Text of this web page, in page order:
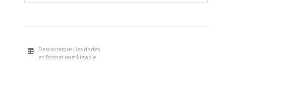
Descarregueu les dades
en format reutilitzable